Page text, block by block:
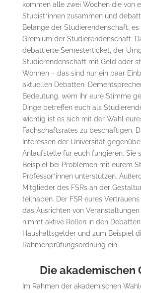
kommen alle zwei Wochen die von
Stupist*innen zusammen und
Belange der Studierendenschaft,
Gremium der Studierendenschaft.
debattierte Semesterticket, der
Studierendenschaft mit Geld oder
Wohnen – das sind nur ein paar
aktuellen Debatten.
Bedeutung, wem ihr eure Stimme
Dinge betreffen euch als
wichtig ist es sich mit der Wahl
Fachschaftsrates zu beschäftigen.
Interessen der Universität
Anlaufstelle für euch fungieren. Sie
Beispiel bei Problemen mit eurem
Professor*innen unterstützen.
Mitglieder des FSRs an der
teilhaben. Der FSR eures
das Ausrichten von
nimmt aktive Rollen in den
Haushaltsgelder und zum Beispiel
Rahmenprüfungsordnung ein.
Die akademischen
Im Rahmen der akademischen